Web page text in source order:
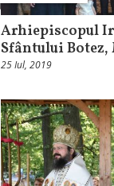
Arhiepiscopul
Sfântului Botez,
25 Iul, 2019